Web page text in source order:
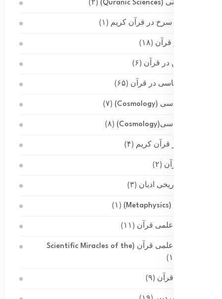
علوم قرآنی (Quranic Sciences) (۲)
غول های سرخ در قرآن کریم (۱)
فیزیک در قرآن (۱۸)
کره زمین در قرآن (۶)
کیهان شناسی در قرآن (۶۵)
کیهان‌شناسی (Cosmology) (۷)
کیهان‌شناسی(Cosmology) (۸)
گیاهان در قرآن کریم (۴)
ماه در قرآن (۲)
مباحث تاریخی ادیان (۳)
متافیزیک (Metaphysics) (۱)
معجزات علمی قرآن (۱۱)
معجزات علمی قرآن (Scientific Miracles of the
معجزات قرآن (۹)